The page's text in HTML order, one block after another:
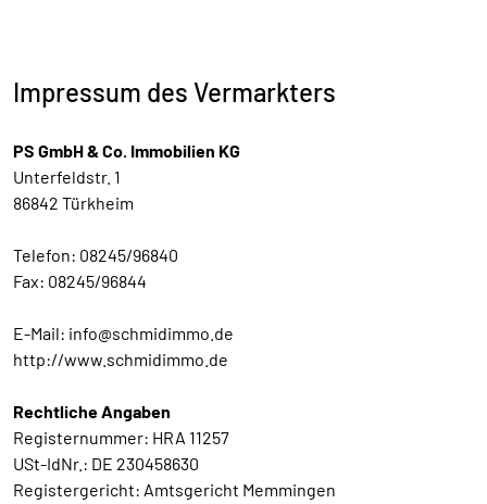
Impressum des Vermarkters
PS GmbH & Co. Immobilien KG
Unterfeldstr. 1
86842 Türkheim
Telefon: 08245/96840
Fax: 08245/96844
E-Mail: info@schmidimmo.de
http://www.schmidimmo.de
Rechtliche Angaben
Registernummer: HRA 11257
USt-IdNr.: DE 230458630
Registergericht: Amtsgericht Memmingen